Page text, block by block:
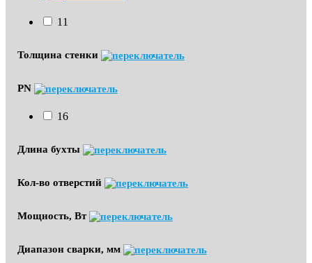
11
Толщина стенки
PN
16
Длина бухты
Кол-во отверстий
Мощность, Вт
Диапазон сварки, мм